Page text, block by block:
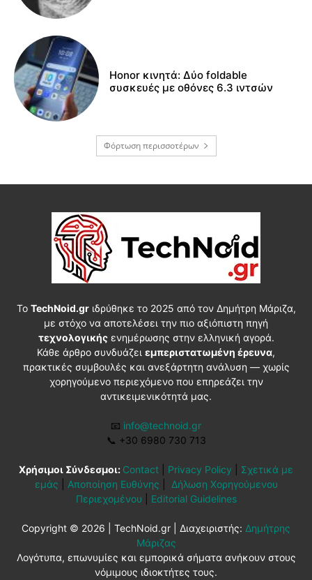
Honor κινητά: Δύο foldable
συσκευές με οθόνες 6.3 ιντσών
Φόρτωση περισσοτέρων
Το TechNoid.grιδρύθηκε το 2025 από τον Δημήτρη Μάριζα,
με στόχο να αποτελέσει την πιο αξιόπιστη πηγή
τεχνολογικήςενημέρωσης στην ελληνική αγορά.
Κάθε άρθρο συνδυάζει εμπεριστατωμένη έρευνα,
πρακτικές συμβουλές και ανεξάρτητη ανάλυση — χωρίς
χορηγούμενο περιεχόμενο που επηρεάζει την
αντικειμενικότητά μας.
📧 info@technoid.gr
📞 +30 6980 730 713
Χρήσιμοι Σύνδεσμοι: Contact Privacy Policy
Σχετικά με
εμάς
Αποποίηση Ευθύνης
Δήλωση Χορηγούμενου
Περιεχομένου
Editorial Guidelines
Copyright © 2026 | TechNoid.gr | Διαχειριστής: Δημήτρης
Μάριζας
Λογότυπα, επωνυμίες και εμπορικά σήματα ανήκουν στους
νόμιμους ιδιοκτήτες τους.